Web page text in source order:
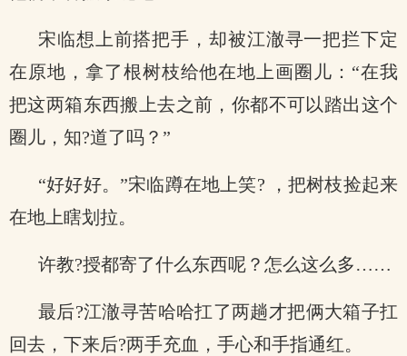
宋临想上前搭把手，却被江澈寻一把拦下定
在原地，拿了根树枝给他在地上画圈儿：“在我
把这两箱东西搬上去之前，你都不可以踏出这个
圈儿，知?道了吗？”
“好好好。”宋临蹲在地上笑? ，把树枝捡起来
在地上瞎划拉。
许教?授都寄了什么东西呢？怎么这么多……
最后?江澈寻苦哈哈扛了两趟才把俩大箱子扛
回去，下来后?两手充血，手心和手指通红。